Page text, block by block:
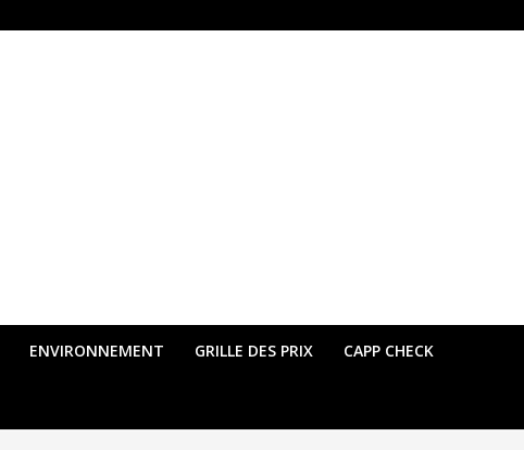
ENVIRONNEMENT GRILLE DES PRIX CAPP CHECK